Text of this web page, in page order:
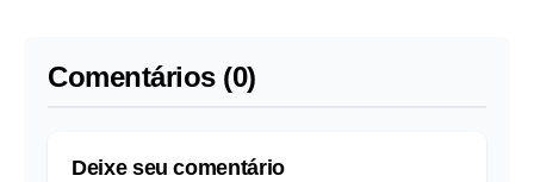
Comentários (0)
Deixe seu comentário